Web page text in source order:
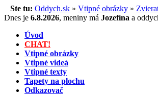
Ste tu: Oddych.sk » Vtipné obrázky »
Dnes je 6.8.2026, meniny má Jozefína a
Úvod
CHAT!
Vtipné obrázky
Vtipné videá
Vtipné texty
Tapety na plochu
Odkazovač